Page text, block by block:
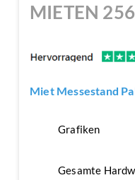
MIETEN
Miet Messestand
Grafiken
Gesamte